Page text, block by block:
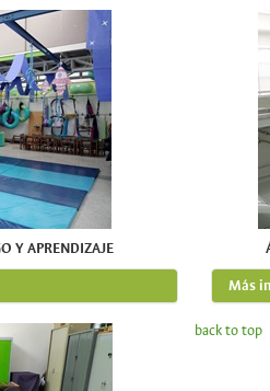
Y APRENDIZAJE
Más
back to top